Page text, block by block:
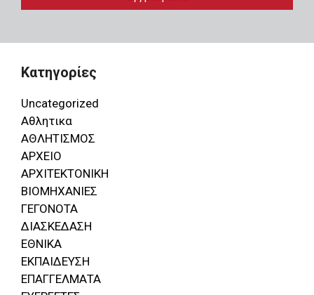
Κατηγορίες
Uncategorized
Αθλητικα
ΑΘΛΗΤΙΣΜΟΣ
ΑΡΧΕΙΟ
ΑΡΧΙΤΕΚΤΟΝΙΚΗ
ΒΙΟΜΗΧΑΝΙΕΣ
ΓΕΓΟΝΟΤΑ
ΔΙΑΣΚΕΔΑΣΗ
ΕΘΝΙΚΑ
ΕΚΠΑΙΔΕΥΣΗ
ΕΠΑΓΓΕΛΜΑΤΑ